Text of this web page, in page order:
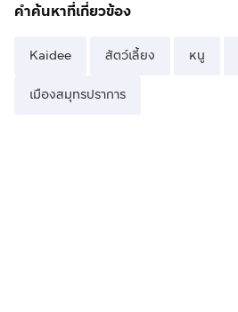
คำค้นหาที่เกี่ยวข้อง
Kaidee สัตว์เลี้ยง หนู
เมืองสมุทรปราการ